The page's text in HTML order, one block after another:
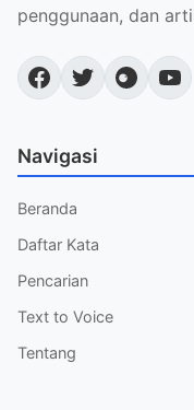
penggunaan, dan
Navigasi
Beranda
Daftar Kata
Pencarian
Text to Voice
Tentang